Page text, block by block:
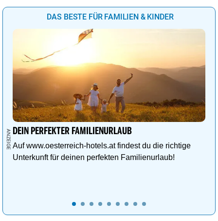
DAS BESTE FÜR FAMILIEN & KINDER
DEIN PERFEKTER FAMILIENURLAUB
Auf www.oesterreich-hotels.at findest du die richtige
Unterkunft für deinen perfekten Familienurlaub!